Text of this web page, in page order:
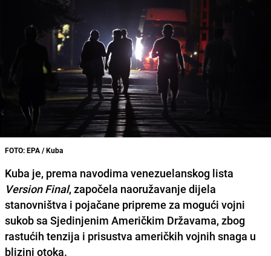
FOTO: EPA / Kuba
Kuba je, prema navodima venezuelanskog lista
Version Final, započela naoružavanje dijela
stanovništva i pojačane pripreme za mogući vojni
sukob sa Sjedinjenim Američkim Državama, zbog
rastućih tenzija i prisustva američkih vojnih snaga u
blizini otoka.